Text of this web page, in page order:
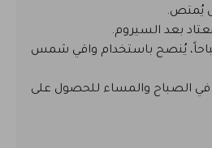
يُمتص.
بعد السيروم.
يُنصح باستخدام واقي شمس
الصباح والمساء للحصول على